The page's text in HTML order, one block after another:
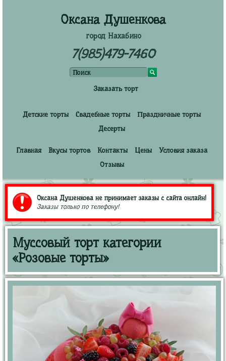
Оксана Душенкова
город Нахабино
7(985)479-7460
Заказать торт
Детские торты Свадебные торты
Праздничные торты
Десерты
Главная Вкусы тортов Контакты Цены
Условия заказа
Отзывы
Оксана Душенкова не принимает заказы с сайта онлайн!
Заказы только по телефону!
Муссовый торт категории
«Розовые торты»